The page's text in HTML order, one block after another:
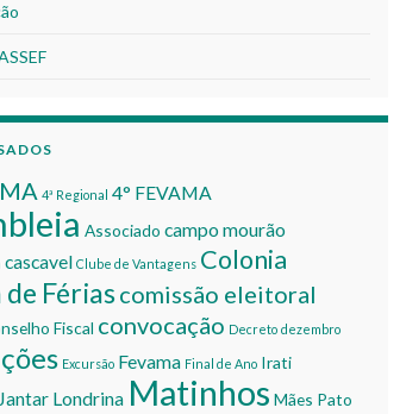
4ª Regional 4° FEVAMA
Associado campo mourão
cascavel Clube de Vantagens Colonia
Fériascomissão eleitoral
Fiscal convocação Decreto dezembro
Excursão Fevama Final de Ano Irati
Jantar Londrina Matinhos Mães Pato